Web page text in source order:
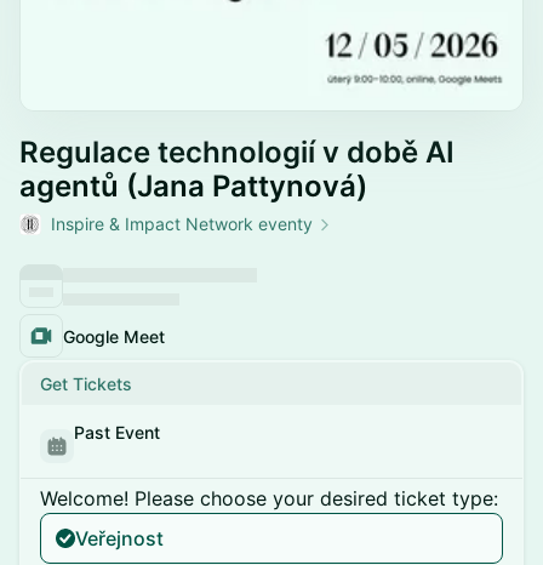
Regulace technologií v době AI
agentů (Jana Pattynová)
Inspire & Impact Network eventy
Google Meet
Get Tickets
Past Event
Welcome! Please choose your desired ticket type:
Veřejnost